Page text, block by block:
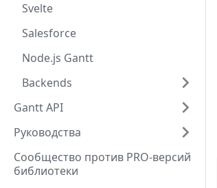
Svelte
Salesforce
Node.js Gantt
Backends
Gantt API
Руководства
Сообщество против PRO-версий
библиотеки